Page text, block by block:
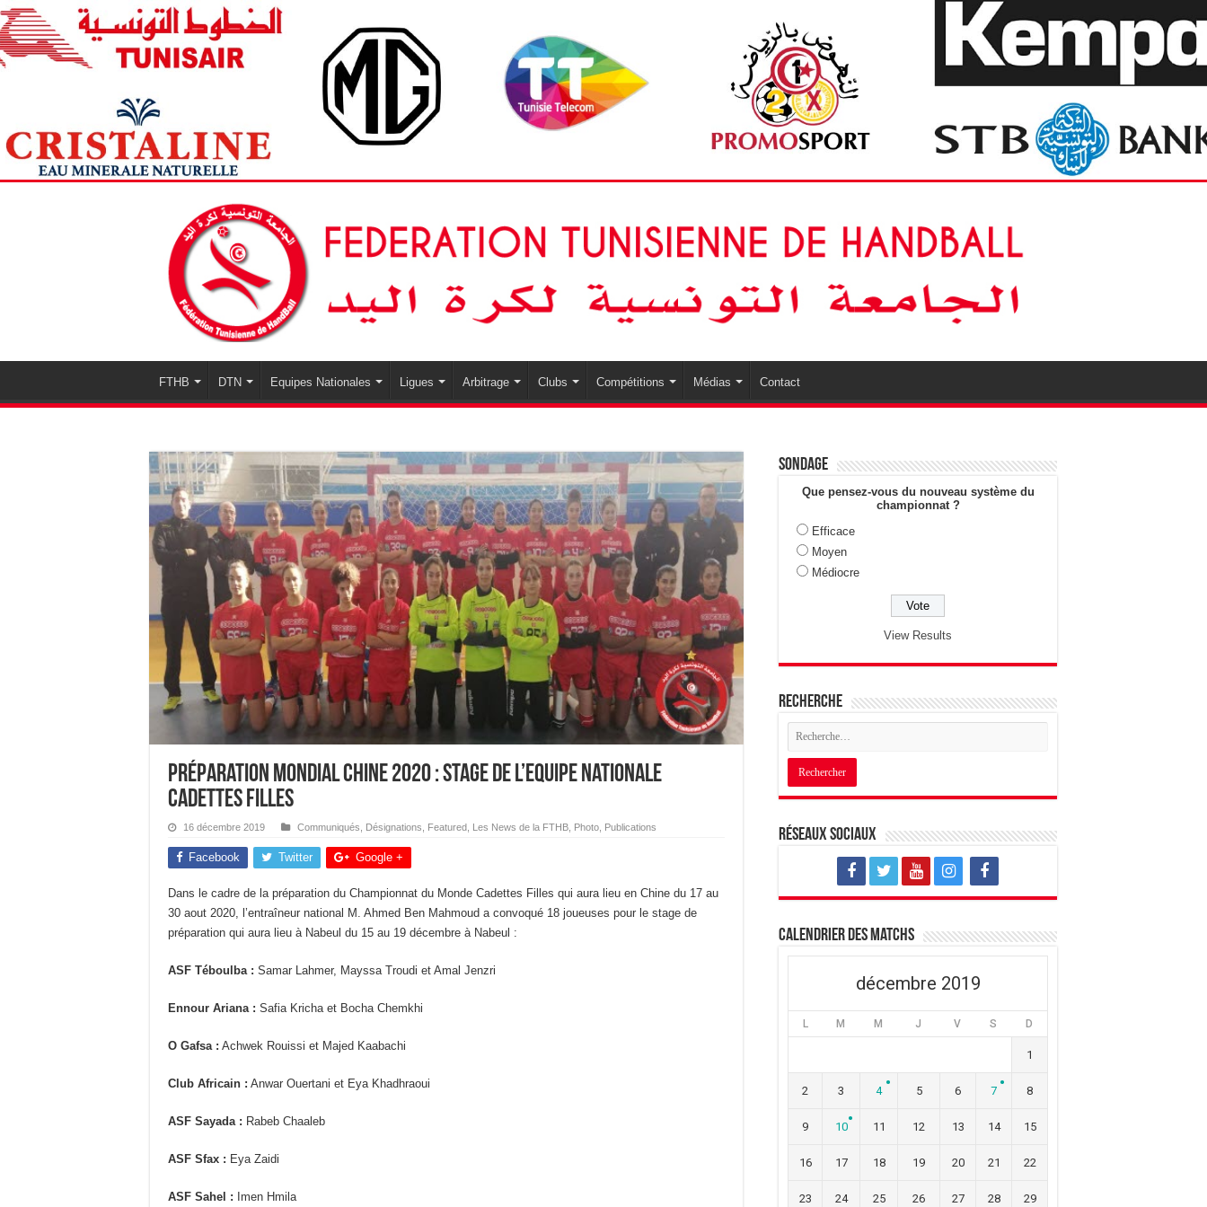
FTHB DTN Equipes Nationales Ligues Arbitrage Clubs Compétitions Médias Contact
Préparation Mondial Chine 2020 : Stage de l’Equipe Nationale
Cadettes Filles
16 décembre 2019 Communiqués Désignations Featured Les News de la FTHB Photo Publications
Facebook Twitter Google +
Dans le cadre de la préparation du Championnat du Monde Cadettes Filles qui aura lieu en Chine du 17 au
30 aout 2020, l’entraîneur national M. Ahmed Ben Mahmoud a convoqué 18 joueuses pour le stage de
préparation qui aura lieu à Nabeul du 15 au 19 décembre à Nabeul :
ASF Téboulba : Samar Lahmer, Mayssa Troudi et Amal Jenzri
Ennour Ariana : Safia Kricha et Bocha Chemkhi
O Gafsa : Achwek Rouissi et Majed Kaabachi
Club Africain : Anwar Ouertani et Eya Khadhraoui
ASF Sayada : Rabeb Chaaleb
ASF Sfax : Eya Zaidi
ASF Sahel : Imen Hmila
Sondage
Que pensez-vous du nouveau système du
championnat ?
Efficace
Moyen
Médiocre
View Results
Recherche
Réseaux sociaux
Calendrier des matchs
décembre 2019
L M M J V S D
1
2 3 4 5 6 7 8
9 10 11 12 13 14 15
16 17 18 19 20 21 22
23 24 25 26 27 28 29